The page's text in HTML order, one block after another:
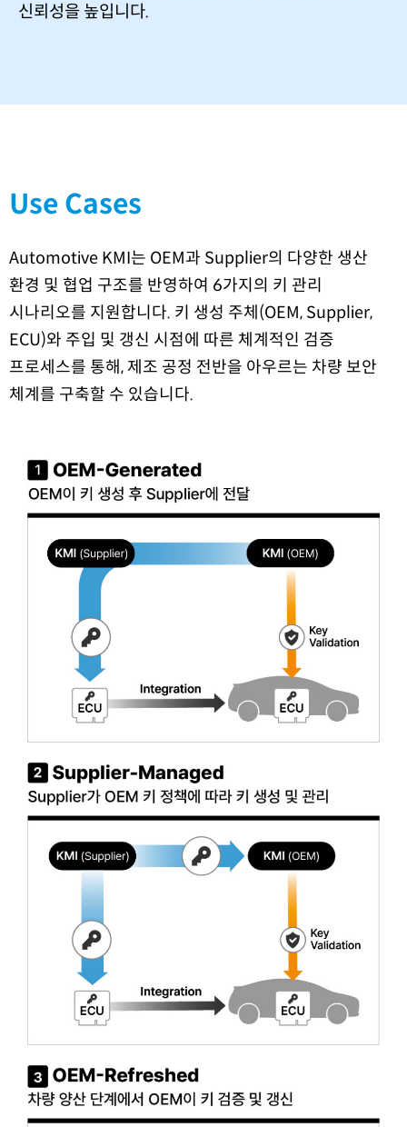
신뢰성을 높입니다.
Use Cases
Automotive KMI는 OEM과 Supplier의 다양한 생산
환경 및 협업 구조를 반영하여 6가지의 키 관리
시나리오를 지원합니다. 키 생성 주체(OEM, Supplier,
ECU)와 주입 및 갱신 시점에 따른 체계적인 검증
프로세스를 통해, 제조 공정 전반을 아우르는 차량 보안
체계를 구축할 수 있습니다.